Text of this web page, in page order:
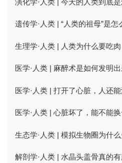
演化学·人类 | 今天的人类到底
遗传学·人类 | “人类的祖母”是怎
生理学·人类 | 人类为什么要吃肉
医学·人类 | 麻醉术是如何发明出
医学·人类 | 打开了心脏，人还能
医学·人类 | 心脏坏了，能不能换
生态学·人类 | 模拟生物圈为什么
解剖学·人类 | 水晶头盖骨真的有